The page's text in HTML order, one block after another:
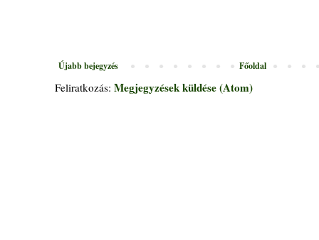
Újabb bejegyzés Főoldal
Feliratkozás: Megjegyzések küldése (Atom)